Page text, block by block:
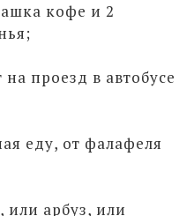
кофе и 2
на проезд в автобусе
еду, от фалафеля
или арбуз, или